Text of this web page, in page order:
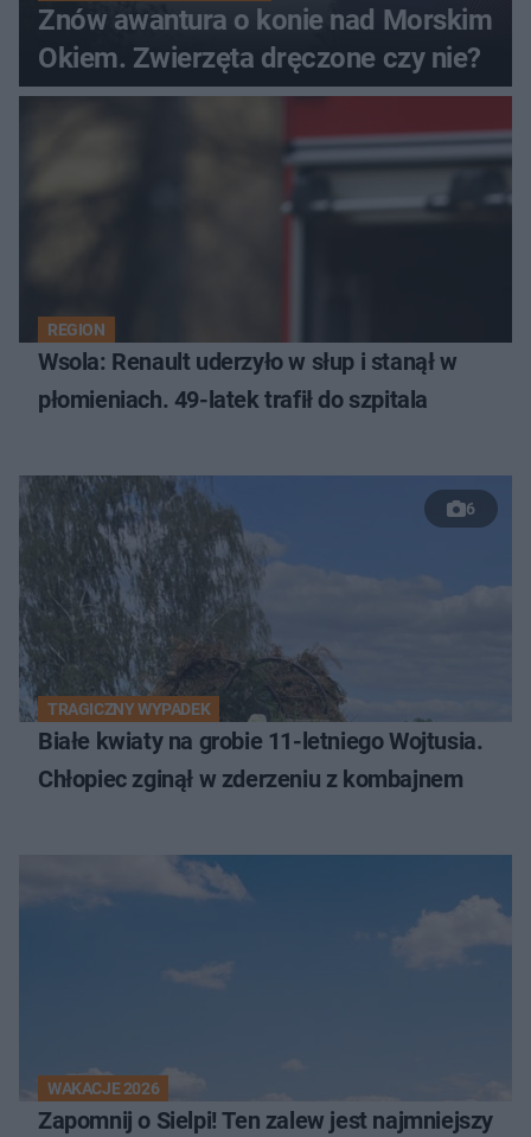
Znów awantura o konie nad Morskim
Okiem. Zwierzęta dręczone czy nie?
REGION
Wsola: Renault uderzyło w słup i stanął w
płomieniach. 49-latek trafił do szpitala
6
TRAGICZNY WYPADEK
Białe kwiaty na grobie 11-letniego Wojtusia.
Chłopiec zginął w zderzeniu z kombajnem
WAKACJE 2026
Zapomnij o Sielpi! Ten zalew jest najmniejszy